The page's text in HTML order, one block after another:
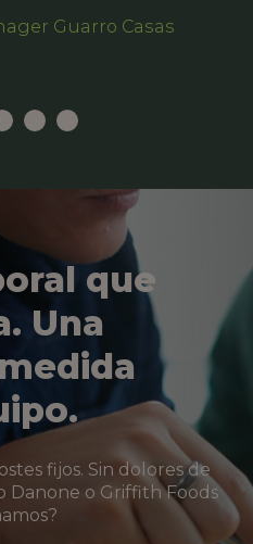
Guarro Casas
que
Una
fijos. Sin dolores de
Danone o Griffith Foods